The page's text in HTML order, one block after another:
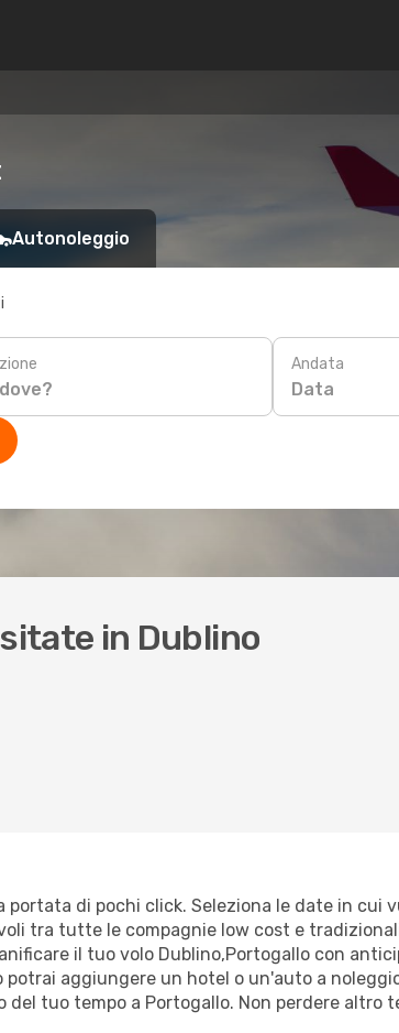
Autonoleggio
Andata
Data
in Dublino
portata di pochi click. Seleziona le date in cui
tra tutte le compagnie low cost e
il tuo volo Dublino,Portogallo con
aggiungere un hotel o un'auto a
tuo tempo a Portogallo. Non perdere altro